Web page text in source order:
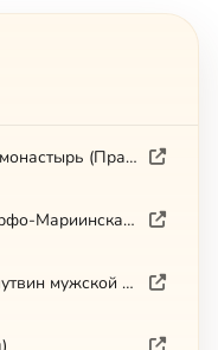
Авраамиево-Городецкий монастырь (Православные памятники земли Костромской)
Белый ангел Москвы. Марфо-Мариинская обитель
Богоявленский Старо-Голутвин мужской монастырь (Коломна)